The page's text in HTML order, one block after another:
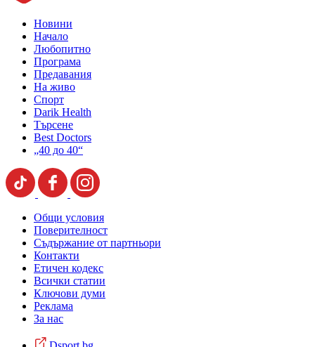
Новини
Начало
Любопитно
Програма
Предавания
На живо
Спорт
Darik Health
Търсене
Best Doctors
„40 до 40“
Общи условия
Поверителност
Съдържание от партньори
Контакти
Етичен кодекс
Всички статии
Ключови думи
Реклама
За нас